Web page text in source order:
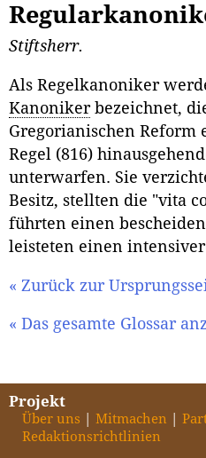
Stiftsherr.
Als Regelkanoniker
Kanonikerbezeichnet,
Gregorianischen Reform
Regel (816)
unterwarfen. Sie
Besitz, stellten die "vita
führten einen
leisteten einen
« Zurück zur
« Das gesamte Glossar
Projekt
Über uns Mitmachen
Redaktionsrichtlinien